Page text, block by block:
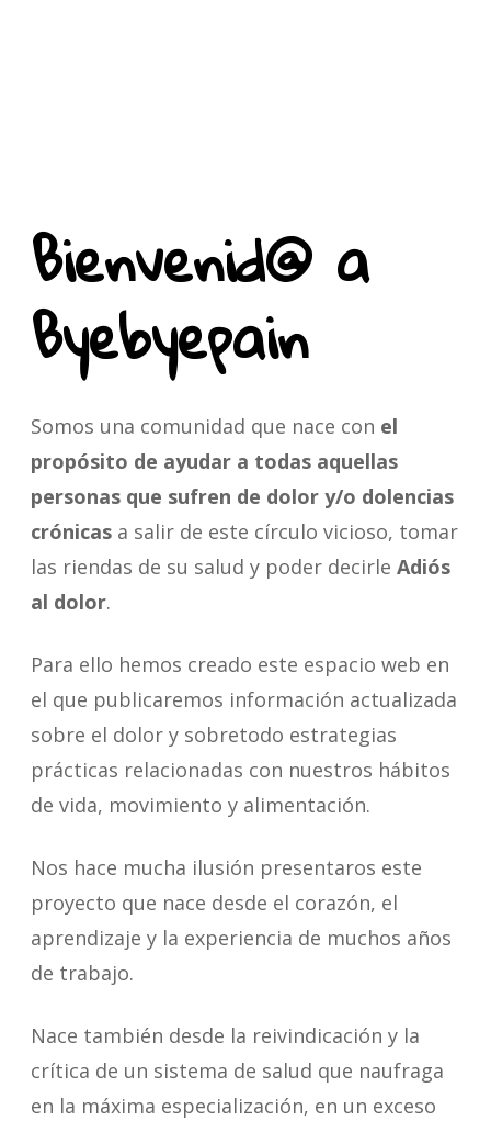
Bienvenid@ a
Byebyepain
Somos una comunidad que nace con el
propósito de ayudar a todas aquellas
personas que sufren de dolor y/o dolencias
crónicas a salir de este círculo vicioso, tomar
las riendas de su salud y poder decirle Adiós
al dolor.
Para ello hemos creado este espacio web en
el que publicaremos información actualizada
sobre el dolor y sobretodo estrategias
prácticas relacionadas con nuestros hábitos
de vida, movimiento y alimentación.
Nos hace mucha ilusión presentaros este
proyecto que nace desde el corazón, el
aprendizaje y la experiencia de muchos años
de trabajo.
Nace también desde la reivindicación y la
crítica de un sistema de salud que naufraga
en la máxima especialización, en un exceso